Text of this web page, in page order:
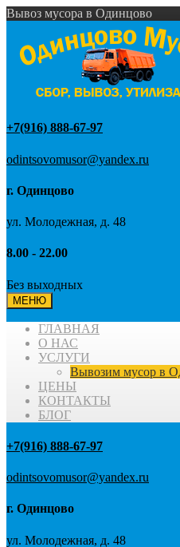
Вывоз мусора в Одинцово
+7(916) 888-67-97
odintsovomusor@yandex.ru
г. Одинцово
ул. Молодежная, д. 48
8.00 - 22.00
Без выходных
МЕНЮ
ГЛАВНАЯ
О НАС
УСЛУГИ
Вывозим мусор в
ЦЕНЫ
КОНТАКТЫ
БЛОГ
+7(916) 888-67-97
odintsovomusor@yandex.ru
г. Одинцово
ул. Молодежная, д. 48